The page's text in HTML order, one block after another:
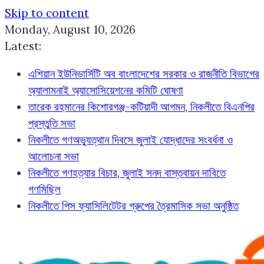
Skip to content
Monday, August 10, 2026
Latest:
এশিয়ান ইউনিভার্সিটি অব বাংলাদেশের সরকার ও রাজনীতি বিভাগের
অ্যালামনাই অ্যাসোসিয়েশনের কমিটি ঘোষণা
তারেক রহমানের কিশোরগঞ্জ-কটিয়াদী আগমন, নিকলীতে বিএনপির
প্রস্তুতি সভা
নিকলীতে গণঅভ্যুত্থান দিবসে জুলাই যোদ্ধাদের সংবর্ধনা ও
আলোচনা সভা
নিকলীতে গণহত্যার বিচার, জুলাই সনদ বাস্তবায়ন দাবিতে
গণমিছিল
নিকলীতে পিস ফ্যাসিলিটেটর গ্রুপের ত্রৈমাসিক সভা অনুষ্ঠিত